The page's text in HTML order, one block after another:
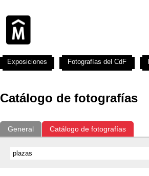
Catálogo de fotografías
General Catálogo de fotografías
Exposiciones Fotografías del CdF